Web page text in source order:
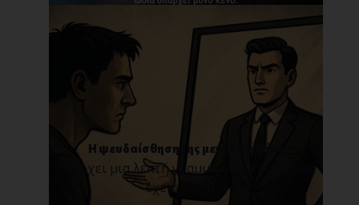
Η ψευδαίσθηση της μεγαλομανίας
Υπάρχει μια λεπτή γραμμή ανάμεσα στο να
έχεις αυτο[...]